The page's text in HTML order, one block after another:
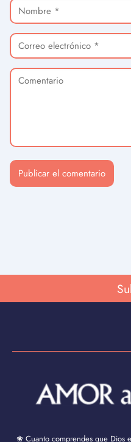
❀ Cuanto comprendes que Dios